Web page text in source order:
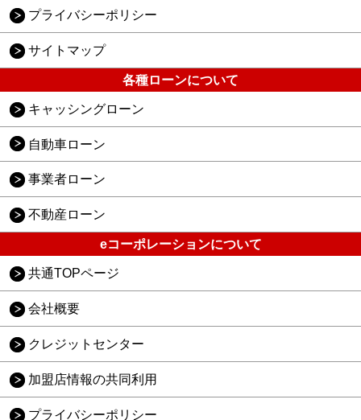
プライバシーポリシー
サイトマップ
各種ローンについて
キャッシングローン
自動車ローン
事業者ローン
不動産ローン
eコーポレーションについて
共通TOPページ
会社概要
クレジットセンター
加盟店情報の共同利用
プライバシーポリシー